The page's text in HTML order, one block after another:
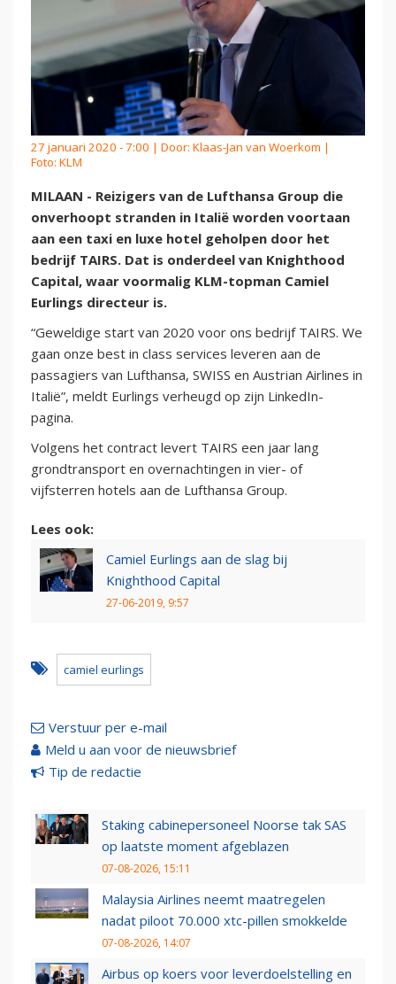
27 januari 2020 - 7:00 | Door: Klaas-Jan van Woerkom |
Foto: KLM
MILAAN - Reizigers van de Lufthansa Group die
onverhoopt stranden in Italië worden voortaan
aan een taxi en luxe hotel geholpen door het
bedrijf TAIRS. Dat is onderdeel van Knighthood
Capital, waar voormalig KLM-topman Camiel
Eurlings directeur is.
“Geweldige start van 2020 voor ons bedrijf TAIRS. We
gaan onze best in class services leveren aan de
passagiers van Lufthansa, SWISS en Austrian Airlines in
Italië”, meldt Eurlings verheugd op zijn LinkedIn-
pagina.
Volgens het contract levert TAIRS een jaar lang
grondtransport en overnachtingen in vier- of
vijfsterren hotels aan de Lufthansa Group.
Lees ook:
Camiel Eurlings aan de slag bij
Knighthood Capital
27-06-2019, 9:57
camiel eurlings
Verstuur per e-mail
Meld u aan voor de nieuwsbrief
Tip de redactie
Staking cabinepersoneel Noorse tak SAS
op laatste moment afgeblazen
07-08-2026, 15:11
Malaysia Airlines neemt maatregelen
nadat piloot 70.000 xtc-pillen smokkelde
07-08-2026, 14:07
Airbus op koers voor leverdoelstelling en